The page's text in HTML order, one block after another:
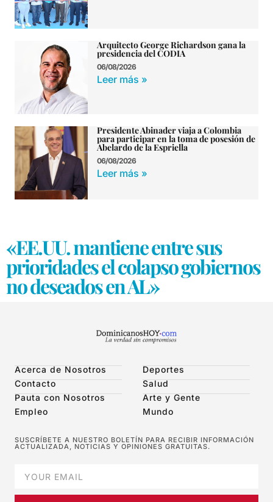
Arquitecto George Richardson gana la
presidencia del CODIA
06/08/2026
Leer más »
Presidente Abinader viaja a Colombia
para participar en la toma de posesión de
Abelardo de la Espriella
06/08/2026
Leer más »
«EE.UU. mantiene entre sus
prioridades el colapso gobiernos
no deseados en AL»
Acerca de Nosotros
Contacto
Pauta con Nosotros
Empleo
Deportes
Salud
Arte y Gente
Mundo
SUSCRÍBETE A NUESTRO BOLETÍN PARA RECIBIR INFORMACIÓN
ACTUALIZADA, NOTICIAS Y OPINIONES GRATUITAS.